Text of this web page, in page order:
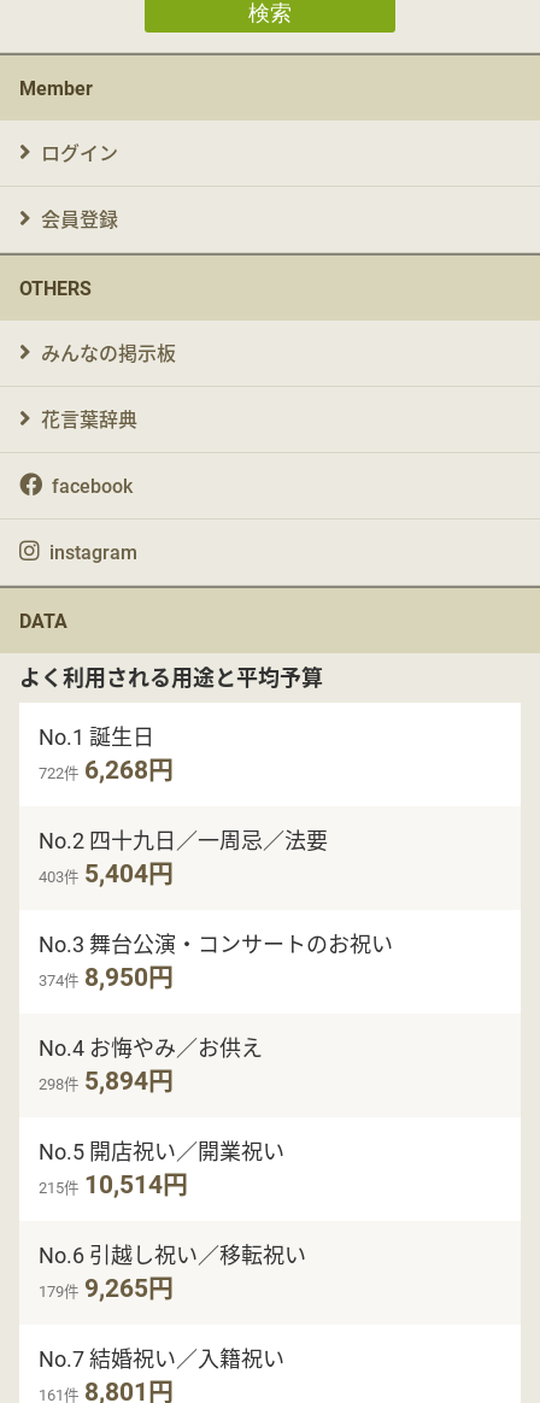
検索
Member
ログイン
会員登録
OTHERS
みんなの掲示板
花言葉辞典
facebook
instagram
DATA
よく利用される用途と平均予算
No.1 誕生日
722件 6,268円
No.2 四十九日／一周忌／法要
403件 5,404円
No.3 舞台公演・コンサートのお祝い
374件 8,950円
No.4 お悔やみ／お供え
298件 5,894円
No.5 開店祝い／開業祝い
215件 10,514円
No.6 引越し祝い／移転祝い
179件 9,265円
No.7 結婚祝い／入籍祝い
161件 8,801円